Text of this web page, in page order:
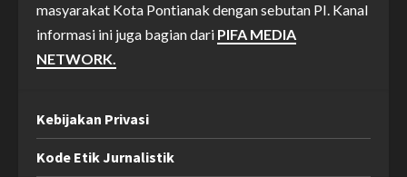
masyarakat Kota Pontianak dengan sebutan PI. Kanal
informasi ini juga bagian dari PIFA MEDIA
NETWORK.
Kebijakan Privasi
Kode Etik Jurnalistik